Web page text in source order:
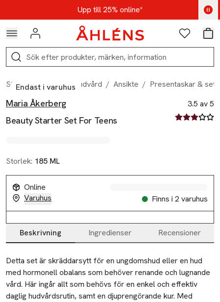
Hoppa till navigationsmenynUpp till 25% online*
Kod: AUG25 - Shoppa nu
Logga in Favoriter
Sök
Start / Skönhet / Hudvård / Ansikte / Presentaskar & set
Produktbilder
Hoppa över bildspelet
Endast i varuhus
Maria Åkerberg
Beauty Starter Set For Teens
3.5 av 5
3.5 av fem
Storlek: 185 ML
Online
Varuhus
Finns i 2 varuhus
Produktinformation
Beskrivning Ingredienser Recensioner
Beskrivning
Detta set är skräddarsytt för en ungdomshud eller en hud
med hormonell obalans som behöver renande och lugnande
vård. Här ingår allt som behövs för en enkel och effektiv
daglig hudvårdsrutin, samt en djuprengörande kur. Med